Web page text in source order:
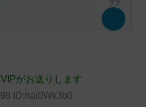
がお送りします
ID:hai0Wk3b0